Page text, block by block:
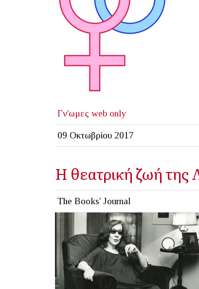
Γν'ωμες web only
09 Οκτωβρίου 2017
Η θεατρική ζωή
The Books' Journal